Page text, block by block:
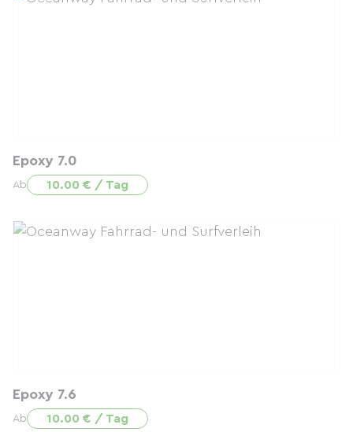
Epoxy 7.0
Ab 10.00 € / Tag
Epoxy 7.6
Ab 10.00 € / Tag